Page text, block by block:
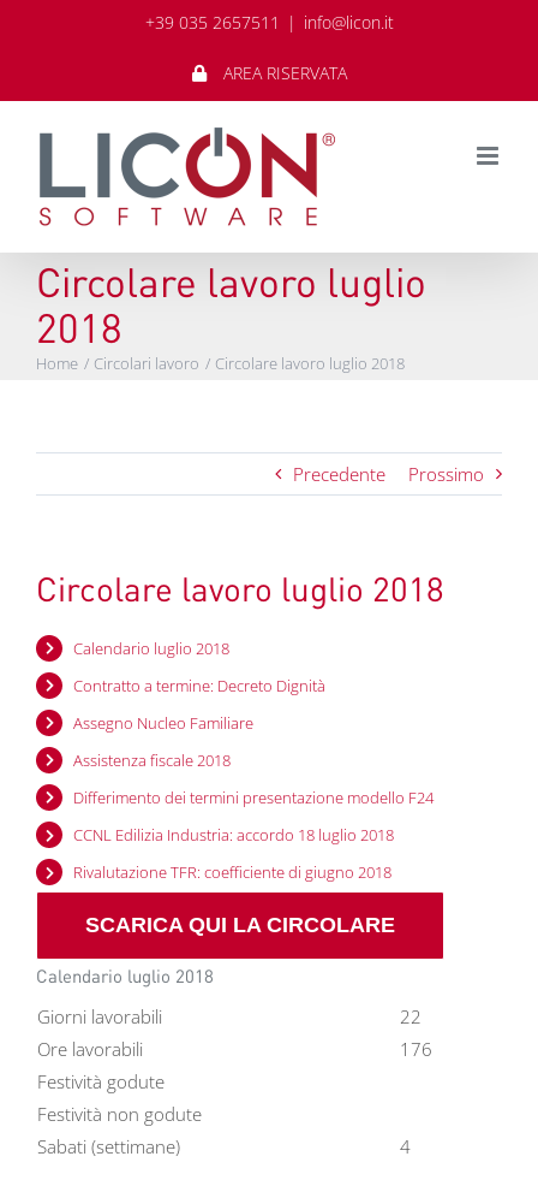
+39 035 2657511 | info@licon.it
AREA RISERVATA
Circolare lavoro luglio
2018
Home Circolari lavoro Circolare lavoro luglio 2018
Precedente Prossimo
Circolare lavoro luglio 2018
Calendario luglio 2018
Contratto a termine: Decreto Dignità
Assegno Nucleo Familiare
Assistenza fiscale 2018
Differimento dei termini presentazione modello F24
CCNL Edilizia Industria: accordo 18 luglio 2018
Rivalutazione TFR: coefficiente di giugno 2018
SCARICA QUI LA CIRCOLARE
Calendario luglio 2018
Giorni lavorabili
22
Ore lavorabili
176
Festività godute
Festività non godute
Sabati (settimane)
4